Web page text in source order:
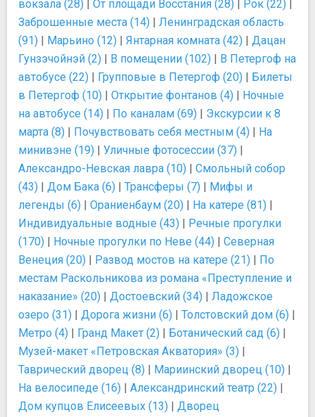
вокзала (28) | От площади Восстания (28) | Рок (22) |
Заброшенные места (14) | Ленинградская область
(91) | Марьино (12) | Янтарная комната (42) | Дацан
Гунзэчойнэй (2) | В помещении (102) | В Петергоф на
автобусе (22) | Групповые в Петергоф (20) | Билеты
в Петергоф (10) | Открытие фонтанов (4) | Ночные
на автобусе (14) | По каналам (69) | Экскурсии к 8
марта (8) | Почувствовать себя местным (4) | На
минивэне (19) | Уличные фотосессии (37) |
Александро-Невская лавра (10) | Смольный собор
(43) | Дом Бака (6) | Трансферы (7) | Мифы и
легенды (6) | Ораниенбаум (20) | На катере (81) |
Индивидуальные водные (43) | Речные прогулки
(170) | Ночные прогулки по Неве (44) | Северная
Венеция (20) | Развод мостов на катере (21) | По
местам Раскольникова из романа «Преступление и
наказание» (20) | Достоевский (34) | Ладожское
озеро (31) | Дорога жизни (6) | Толстовский дом (6) |
Метро (4) | Гранд Макет (2) | Ботанический сад (6) |
Музей-макет «Петровская Акватория» (3) |
Таврический дворец (8) | Мариинский дворец (10) |
На велосипеде (16) | Александринский театр (22) |
Дом купцов Елисеевых (13) | Дворец